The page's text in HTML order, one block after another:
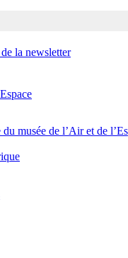
la newsletter
musée de l’Air et de